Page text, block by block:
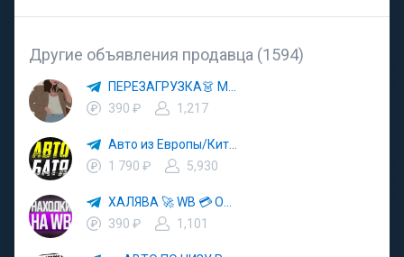
Другие объявления продавца (1594)
390 ₽
1,217
1 790 ₽
5,930
390 ₽
1,101